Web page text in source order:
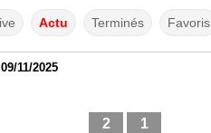
Actu Terminés Favoris
11/2025
2 1